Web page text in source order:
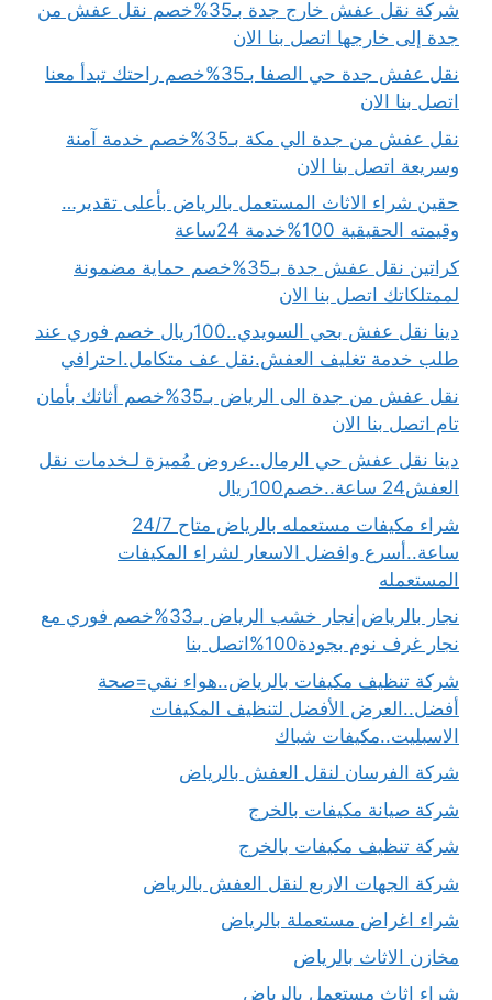
شركة نقل عفش خارج جدة بـ35%خصم نقل عفش من
جدة إلى خارجها اتصل بنا الان
نقل عفش جدة حي الصفا بـ35%خصم راحتك تبدأ معنا
اتصل بنا الان
نقل عفش من جدة الي مكة بـ35%خصم خدمة آمنة
وسريعة اتصل بنا الان
حقين شراء الاثاث المستعمل بالرياض بأعلى تقدير…
وقيمته الحقيقية 100%خدمة 24ساعة
كراتين نقل عفش جدة بـ35%خصم حماية مضمونة
لممتلكاتك اتصل بنا الان
دينا نقل عفش بحي السويدي..100ريال خصم فوري عند
طلب خدمة تغليف العفش.نقل عف متكامل.احترافي
نقل عفش من جدة الى الرياض بـ35%خصم أثاثك بأمان
تام اتصل بنا الان
دينا نقل عفش حي الرمال..عروض مُميزة لـخدمات نقل
العفش24 ساعة..خصم100ريال
شراء مكيفات مستعمله بالرياض متاح 24/7
ساعة..أسرع وافضل الاسعار لشراء المكيفات
المستعمله
نجار بالرياض|نجار خشب الرياض بـ33%خصم فوري مع
نجار غرف نوم بجودة100%اتصل بنا
شركة تنظيف مكيفات بالرياض..هواء نقي=صحة
أفضل..العرض الأفضل لتنظيف المكيفات
الاسبليت..مكيفات شباك
شركة الفرسان لنقل العفش بالرياض
شركة صيانة مكيفات بالخرج
شركة تنظيف مكيفات بالخرج
شركة الجهات الاربع لنقل العفش بالرياض
شراء اغراض مستعملة بالرياض
مخازن الاثاث بالرياض
شراء اثاث مستعمل بالرياض